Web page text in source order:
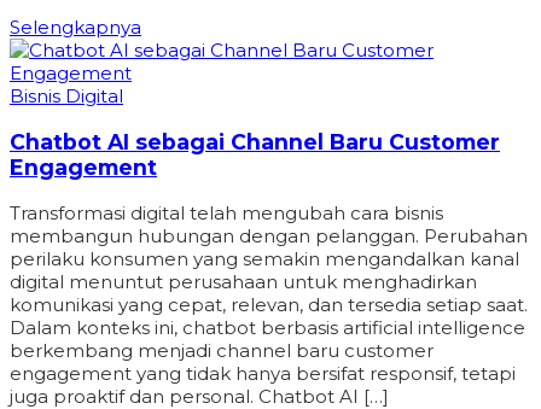
Selengkapnya
Bisnis Digital
Chatbot AI sebagai Channel Baru Customer
Engagement
Transformasi digital telah mengubah cara bisnis
membangun hubungan dengan pelanggan. Perubahan
perilaku konsumen yang semakin mengandalkan kanal
digital menuntut perusahaan untuk menghadirkan
komunikasi yang cepat, relevan, dan tersedia setiap saat.
Dalam konteks ini, chatbot berbasis artificial intelligence
berkembang menjadi channel baru customer
engagement yang tidak hanya bersifat responsif, tetapi
juga proaktif dan personal. Chatbot AI […]